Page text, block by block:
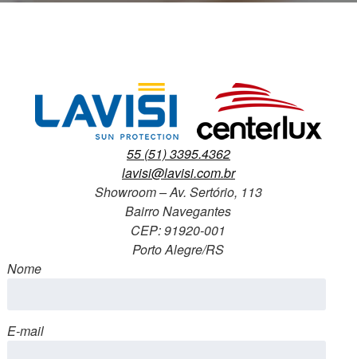
55 (51) 3395.4362
lavisi@lavisi.com.br
Showroom – Av. Sertório, 113
Bairro Navegantes
CEP: 91920-001
Porto Alegre/RS
Nome
E-mail